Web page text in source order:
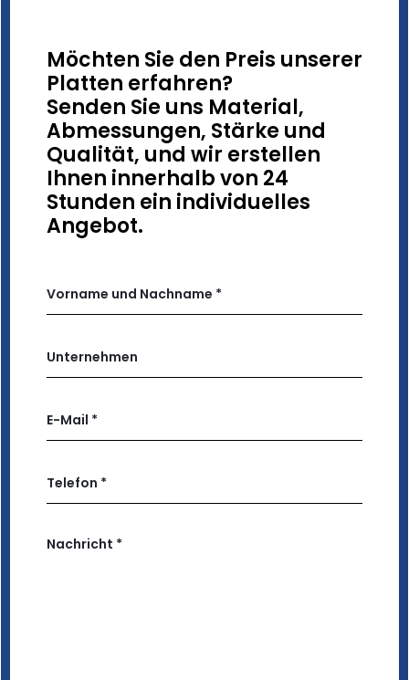
Möchten Sie den Preis unserer
Platten erfahren?
Senden Sie uns Material,
Abmessungen, Stärke und
Qualität, und wir erstellen
Ihnen innerhalb von 24
Stunden ein individuelles
Angebot.